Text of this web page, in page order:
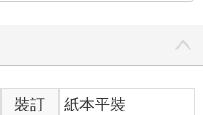
裝訂
紙本平裝